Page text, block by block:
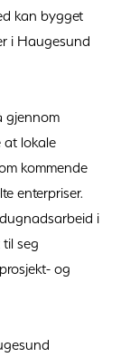
kan bygget
i Haugesund
gjennom
at lokale
kommende
enterpriser.
i
seg
og